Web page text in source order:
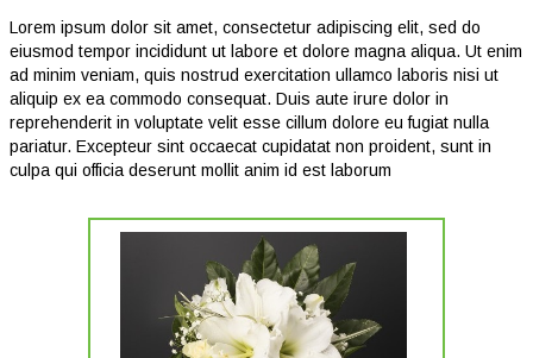
Lorem ipsum dolor sit amet, consectetur adipiscing elit, sed do
eiusmod tempor incididunt ut labore et dolore magna aliqua. Ut enim
ad minim veniam, quis nostrud exercitation ullamco laboris nisi ut
aliquip ex ea commodo consequat. Duis aute irure dolor in
reprehenderit in voluptate velit esse cillum dolore eu fugiat nulla
pariatur. Excepteur sint occaecat cupidatat non proident, sunt in
culpa qui officia deserunt mollit anim id est laborum